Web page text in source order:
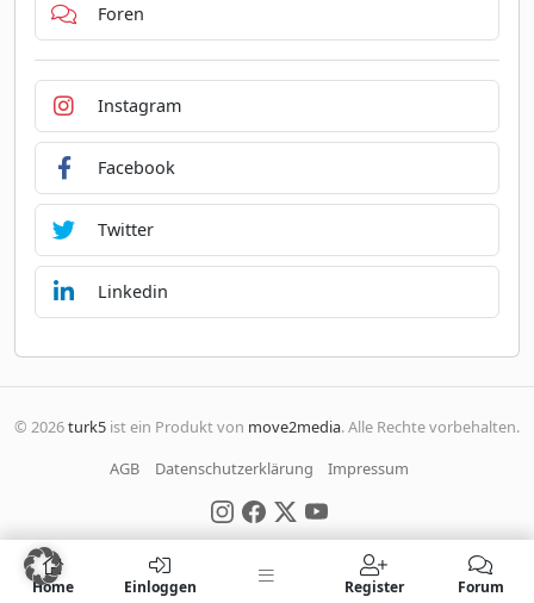
Foren
Instagram
Facebook
Twitter
Linkedin
© 2026turk5 ist ein Produkt von move2media. Alle Rechte vorbehalten.
AGB
Datenschutzerklärung Impressum
Home Einloggen Register Forum